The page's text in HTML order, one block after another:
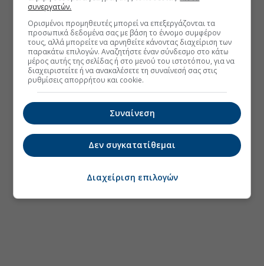
συνεργατών.
Ορισμένοι προμηθευτές μπορεί να επεξεργάζονται τα
προσωπικά δεδομένα σας με βάση το έννομο συμφέρον
τους, αλλά μπορείτε να αρνηθείτε κάνοντας διαχείριση των
παρακάτω επιλογών. Αναζητήστε έναν σύνδεσμο στο κάτω
μέρος αυτής της σελίδας ή στο μενού του ιστοτόπου, για να
διαχειριστείτε ή να ανακαλέσετε τη συναίνεσή σας στις
ρυθμίσεις απορρήτου και cookie.
Συναίνεση
Δεν συγκατατίθεμαι
Διαχείριση επιλογών